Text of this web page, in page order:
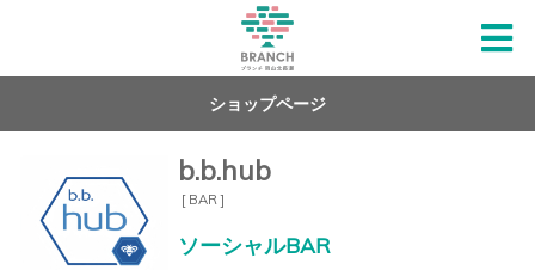
ショップページ
b.b.hub
[ BAR ]
ソーシャルBAR